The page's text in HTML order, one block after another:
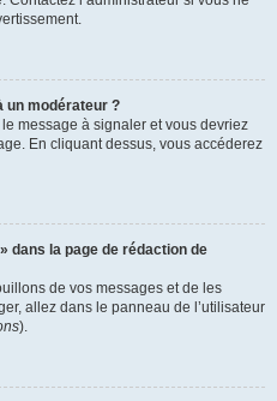
un modérateur ?
message à signaler et vous devriez
En cliquant dessus, vous accéderez
dans la page de rédaction de
de vos messages et de les
allez dans le panneau de l’utilisateur
).